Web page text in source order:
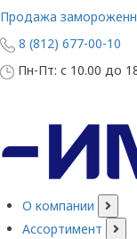
Продажа
8 (812) 677-00-10
Пн-Пт: с 10.00 до
О компании
Ассортимент